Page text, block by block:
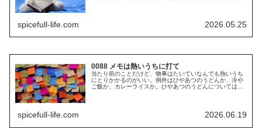
spicefull-life.com 2026.05.25
0088 メモは熱いうちに打て
当たり前のことだけど、物事はたいていなんでも熱いうち
にとりかかるのがいい。例外はひやあつのうどんか、冷や
ご飯か、カレーライスか。ひやあつのうどんについては前
spicefull-life.com 2026.06.19